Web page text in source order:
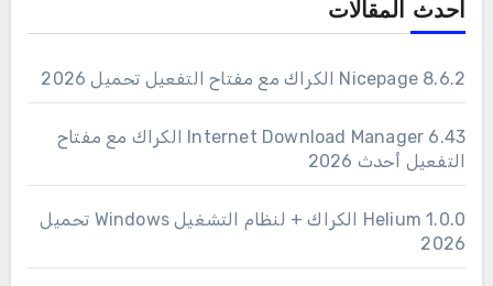
أحدث المقالات
Nicepage 8.6.2 الكراك مع مفتاح التفعيل تحميل 2026
6.43 Internet Download Manager الكراك مع مفتاح
التفعيل أحدث 2026
1.0.0 Helium الكراك + لنظام التشغيل Windows تحميل
2026